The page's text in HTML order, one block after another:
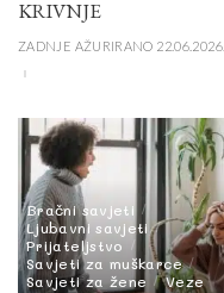
KRIVNJE
ZADNJE AŽURIRANO 22.06.2026.
Bračni savjeti
Ljubavni savjeti
Prijateljstvo
Savjeti za muškarce
Savjeti za žene
Veze